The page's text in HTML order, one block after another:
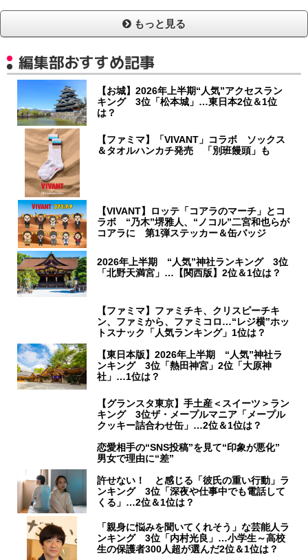
もっと見る
編集部おすすめ記事
【お城】2026年上半期“人気”アクセスラン
キング 3位「松本城」…東日本2位＆1位
は？
【ファミマ】「VIVANT」コラボ ソックス
＆タオルハンカチ発売 「別班饅頭」も
【VIVANT】ロッテ「コアラのマーチ」とコ
ラボ “乃木”堺雅人、“ノコル”二宮和也らが
コアラに 第1弾ステッカー＆缶バッジ
2026年上半期 “人気”神社ランキング 3位
「北野天満宮」…【関西版】2位＆1位は？
【ファミマ】ファミチキ、クリスピーチキ
ン、ファミから、ファミコロ…“レジ横”ホッ
トスナック「人気ランキング」1位は？
【東日本版】2026年上半期 “人気”神社ラ
ンキング 3位「熱田神宮」2位「大原神
社」…1位は？
【グランスタ東京】手土産＜スイーツ＞ラン
キング 3位ザ・メープルマニア「メープル
クッキー詰合わせ缶」…2位＆1位は？
恋愛相手の“SNS投稿”を見て“印象が悪化”
男女で理由に“差”
許せない！ と感じる「彼氏の重い行動」ラ
ンキング 3位「深夜や仕事中でも電話して
くる」…2位＆1位は？
「親身に悩みを聞いてくれそう」な芸能人ラ
ンキング 3位「内村光良」…小学生～高校
生の保護者300人超が選んだ2位＆1位は？